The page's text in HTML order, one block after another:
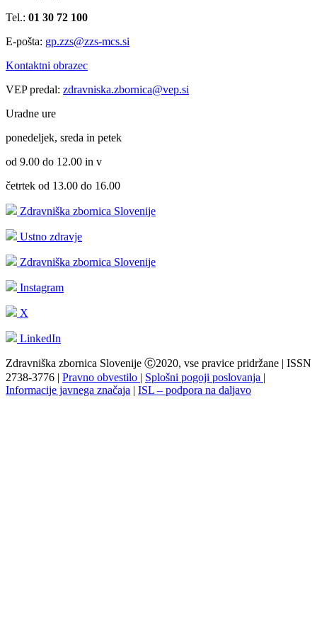
Tel.: 01 30 72 100
E-pošta: gp.zzs@zzs-mcs.si
Kontaktni obrazec
VEP predal: zdravniska.zbornica@vep.si
Uradne ure
ponedeljek, sreda in petek
od 9.00 do 12.00 in v
četrtek od 13.00 do 16.00
Zdravniška zbornica Slovenije
Ustno zdravje
Zdravniška zbornica Slovenije
Instagram
X
LinkedIn
Zdravniška zbornica Slovenije Ⓒ2020, vse pravice pridržane | ISSN
2738-3776 | Pravno obvestilo | Splošni pogoji poslovanja |
Informacije javnega značaja | ISL – podpora na daljavo